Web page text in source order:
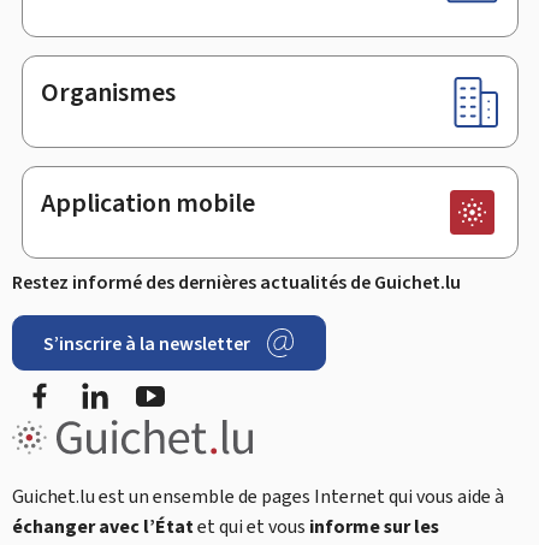
Organismes
Application mobile
Restez informé des dernières actualités de Guichet.lu
S’inscrire à la newsletter
FacebookLinkedIn
Guichet.lu est un ensemble de pages Internet qui vous aide à
échanger avec l’Étatet qui et vous informe sur les